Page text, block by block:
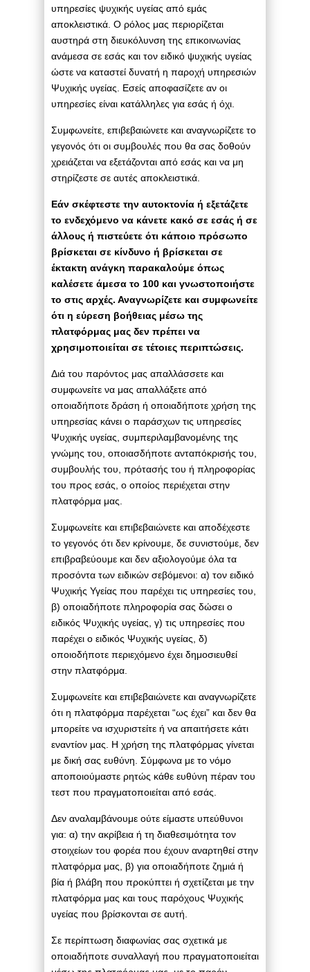
υπηρεσίες ψυχικής υγείας από εμάς
αποκλειστικά. Ο ρόλος μας περιορίζεται
αυστηρά στη διευκόλυνση της επικοινωνίας
ανάμεσα σε εσάς και τον ειδικό ψυχικής υγείας
ώστε να καταστεί δυνατή η παροχή υπηρεσιών
Ψυχικής υγείας. Εσείς αποφασίζετε αν οι
υπηρεσίες είναι κατάλληλες για εσάς ή όχι.
Συμφωνείτε, επιβεβαιώνετε και αναγνωρίζετε το
γεγονός ότι οι συμβουλές που θα σας δοθούν
χρειάζεται να εξετάζονται από εσάς και να μη
στηρίζεστε σε αυτές αποκλειστικά.
Εάν σκέφτεστε την αυτοκτονία ή εξετάζετε
το ενδεχόμενο να κάνετε κακό σε εσάς ή σε
άλλους ή πιστεύετε ότι κάποιο πρόσωπο
βρίσκεται σε κίνδυνο ή βρίσκεται σε
έκτακτη ανάγκη παρακαλούμε όπως
καλέσετε άμεσα το 100 και γνωστοποιήστε
το στις αρχές. Αναγνωρίζετε και συμφωνείτε
ότι η εύρεση βοήθειας μέσω της
πλατφόρμας μας δεν πρέπει να
χρησιμοποιείται σε τέτοιες περιπτώσεις.
Διά του παρόντος μας απαλλάσσετε και
συμφωνείτε να μας απαλλάξετε από
οποιαδήποτε δράση ή οποιαδήποτε χρήση της
υπηρεσίας κάνει ο παράσχων τις υπηρεσίες
Ψυχικής υγείας, συμπεριλαμβανομένης της
γνώμης του, οποιασδήποτε ανταπόκρισής του,
συμβουλής του, πρότασής του ή πληροφορίας
του προς εσάς, ο οποίος περιέχεται στην
πλατφόρμα μας.
Συμφωνείτε και επιβεβαιώνετε και αποδέχεστε
το γεγονός ότι δεν κρίνουμε, δε συνιστούμε, δεν
επιβραβεύουμε και δεν αξιολογούμε όλα τα
προσόντα των ειδικών σεβόμενοι: α) τον ειδικό
Ψυχικής Υγείας που παρέχει τις υπηρεσίες του,
β) οποιαδήποτε πληροφορία σας δώσει ο
ειδικός Ψυχικής υγείας, γ) τις υπηρεσίες που
παρέχει ο ειδικός Ψυχικής υγείας, δ)
οποιοδήποτε περιεχόμενο έχει δημοσιευθεί
στην πλατφόρμα.
Συμφωνείτε και επιβεβαιώνετε και αναγνωρίζετε
ότι η πλατφόρμα παρέχεται “ως έχει” και δεν θα
μπορείτε να ισχυριστείτε ή να απαιτήσετε κάτι
εναντίον μας. Η χρήση της πλατφόρμας γίνεται
με δική σας ευθύνη. Σύμφωνα με το νόμο
αποποιούμαστε ρητώς κάθε ευθύνη πέραν του
τεστ που πραγματοποιείται από εσάς.
Δεν αναλαμβάνουμε ούτε είμαστε υπεύθυνοι
για: α) την ακρίβεια ή τη διαθεσιμότητα τον
στοιχείων του φορέα που έχουν αναρτηθεί στην
πλατφόρμα μας, β) για οποιαδήποτε ζημιά ή
βία ή βλάβη που προκύπτει ή σχετίζεται με την
πλατφόρμα μας και τους παρόχους Ψυχικής
υγείας που βρίσκονται σε αυτή.
Σε περίπτωση διαφωνίας σας σχετικά με
οποιαδήποτε συναλλαγή που πραγματοποιείται